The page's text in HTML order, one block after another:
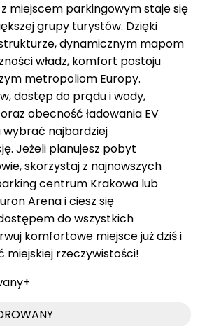
miejscem parkingowym staje się
grupy turystów. Dzięki
dynamicznym mapom
władz, komfort postoju
metropoliom Europy.
dostęp do prądu i wody,
obecność ładowania EV
wybrać najbardziej
Jeżeli planujesz pobyt
skorzystaj z najnowszych
centrum Krakowa lub
Arena i ciesz się
do wszystkich
komfortowe miejsce już dziś i
miejskiej rzeczywistości!